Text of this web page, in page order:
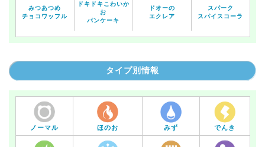
みつあつめ
チョコワッフル
ドキドキこわいか
お
パンケーキ
ドオーの
エクレア
スパーク
スパイスコーラ
タイプ別情報
ノーマル ほのお みず でんき